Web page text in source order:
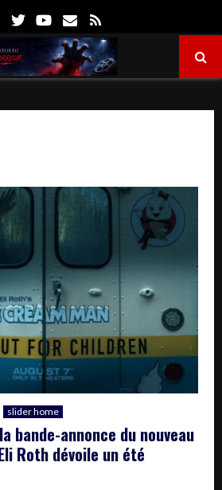
FacebookTwitterYoutube
Email
slider home
bande-annonce du nouveau
Roth dévoile un été